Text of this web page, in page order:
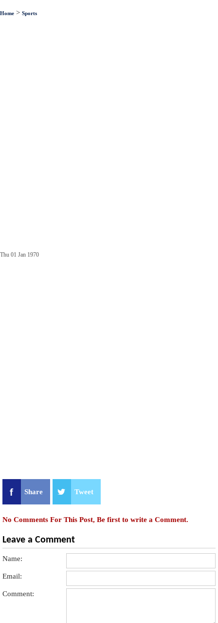
Home > Sports
Thu 01 Jan 1970
Share Tweet
No Comments For This Post, Be first to write a Comment.
Leave a Comment
Name:
Email:
Comment: